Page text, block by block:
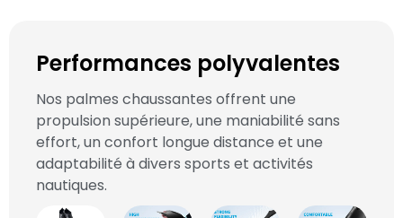
Performances polyvalentes
Nos palmes chaussantes offrent une
propulsion supérieure, une maniabilité sans
effort, un confort longue distance et une
adaptabilité à divers sports et activités
nautiques.